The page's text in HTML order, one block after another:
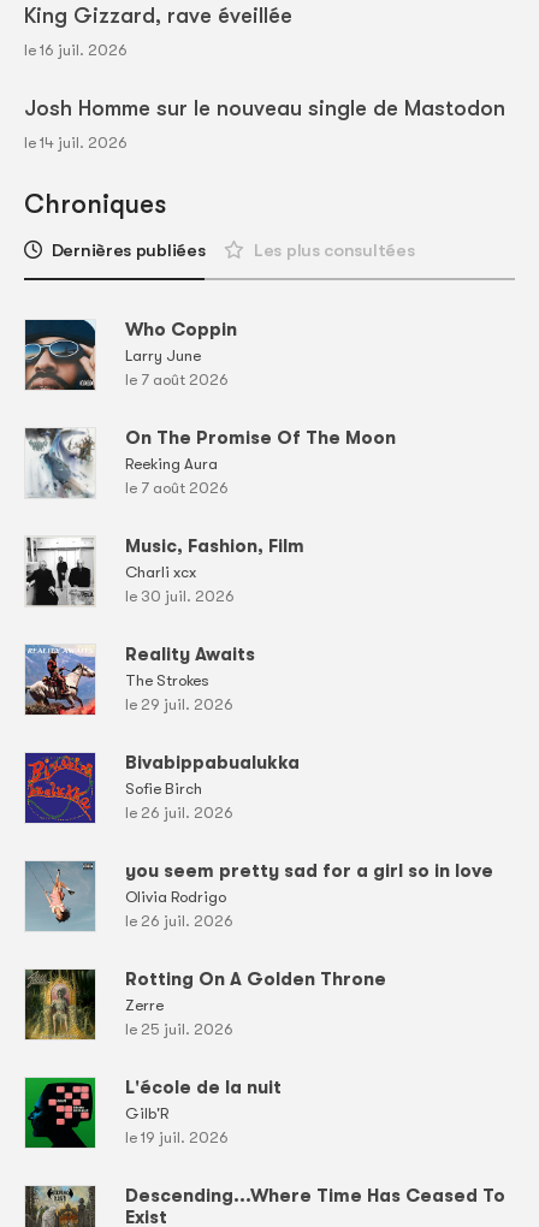
King Gizzard, rave éveillée
le 16 juil. 2026
Josh Homme sur le nouveau single de Mastodon
le 14 juil. 2026
Chroniques
Dernières publiées Les plus consultées
Who Coppin
Larry June
le 7 août 2026
On The Promise Of The Moon
Reeking Aura
le 7 août 2026
Music, Fashion, Film
Charli xcx
le 30 juil. 2026
Reality Awaits
The Strokes
le 29 juil. 2026
Bivabippabualukka
Sofie Birch
le 26 juil. 2026
you seem pretty sad for a girl so in love
Olivia Rodrigo
le 26 juil. 2026
Rotting On A Golden Throne
Zerre
le 25 juil. 2026
L'école de la nuit
Gilb'R
le 19 juil. 2026
Descending...Where Time Has Ceased To
Exist